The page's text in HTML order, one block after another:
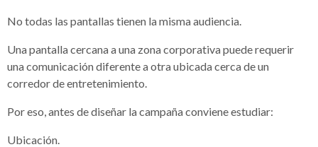
No todas las pantallas tienen la misma audiencia.
Una pantalla cercana a una zona corporativa puede requerir
una comunicación diferente a otra ubicada cerca de un
corredor de entretenimiento.
Por eso, antes de diseñar la campaña conviene estudiar:
Ubicación.